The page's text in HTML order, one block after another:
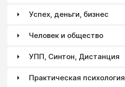
Успех, деньги, бизнес
Человек и общество
УПП, Синтон, Дистанция
Практическая психология